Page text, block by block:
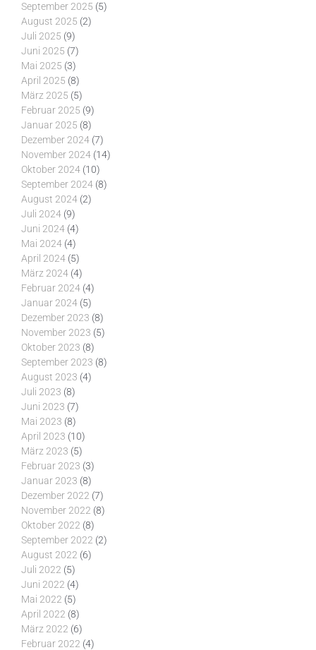
September 2025 (5)
August 2025 (2)
Juli 2025 (9)
Juni 2025 (7)
Mai 2025 (3)
April 2025 (8)
März 2025 (5)
Februar 2025 (9)
Januar 2025 (8)
Dezember 2024 (7)
November 2024 (14)
Oktober 2024 (10)
September 2024 (8)
August 2024 (2)
Juli 2024 (9)
Juni 2024 (4)
Mai 2024 (4)
April 2024 (5)
März 2024 (4)
Februar 2024 (4)
Januar 2024 (5)
Dezember 2023 (8)
November 2023 (5)
Oktober 2023 (8)
September 2023 (8)
August 2023 (4)
Juli 2023 (8)
Juni 2023 (7)
Mai 2023 (8)
April 2023 (10)
März 2023 (5)
Februar 2023 (3)
Januar 2023 (8)
Dezember 2022 (7)
November 2022 (8)
Oktober 2022 (8)
September 2022 (2)
August 2022 (6)
Juli 2022 (5)
Juni 2022 (4)
Mai 2022 (5)
April 2022 (8)
März 2022 (6)
Februar 2022 (4)